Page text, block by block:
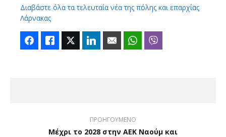
Διαβάστε όλα τα τελευταία νέα της πόλης και επαρχίας
Λάρνακας
FacebookLike Twitter LinkedIn Email WhatsApp
ΠΡΟΗΓΟΥΜΕΝΟ
Μέχρι το 2028 στην ΑΕΚ Ναούμ και